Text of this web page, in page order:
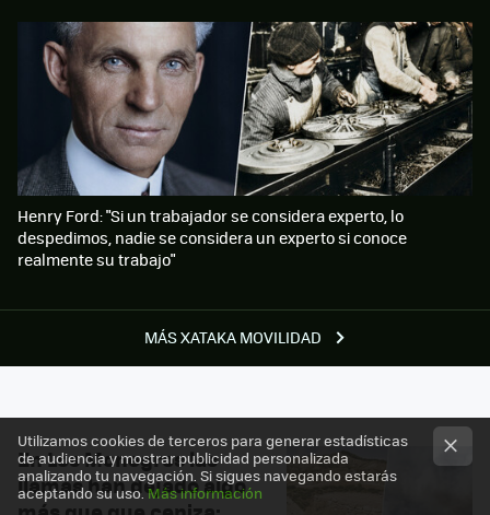
MÁS XATAKA MOVILIDAD
Henry Ford: "Si un trabajador se considera experto, lo
despedimos, nadie se considera un experto si conoce
realmente su trabajo"
En Los Monegros las
llamas han dejado algo
Utilizamos cookies de terceros para generar estadísticas
de audiencia y mostrar publicidad personalizada
analizando tu navegación. Si sigues navegando estarás
aceptando su uso.Más información